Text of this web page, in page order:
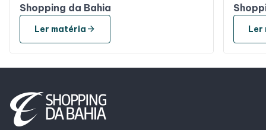
Shopping da Bahia
Ler matéria arrow_forward Ler